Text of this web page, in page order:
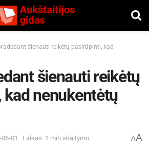
šienauti reikėtų pasirūpinti, kad
šienauti reikėtų
kad nenukentėtų
01 Laikas: 1 min skaitymo AA